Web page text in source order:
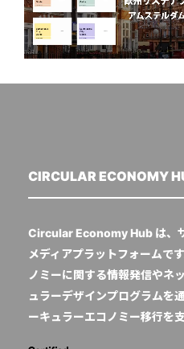
CIRCULAR ECONOMY
Circular Economy Hub は、
メディアプラットフォームで
ノミーに関する情報発信やネ
ュラーデザインプログラムを
ーキュラーエコノミー移行を支